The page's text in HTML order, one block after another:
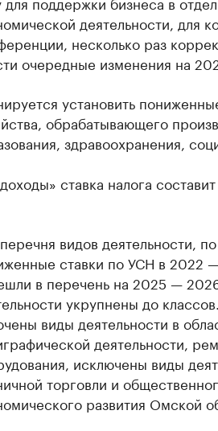
деятельности, для
несколько раз
очередные изменения на
установить
обрабатывающего
здравоохранения,
ставка налога
видов деятельности,
ставки по УСН в 2022
в перечень на 2025 —
укрупнены до
виды деятельности в
деятельности,
исключены виды
торговли и
развития Омской